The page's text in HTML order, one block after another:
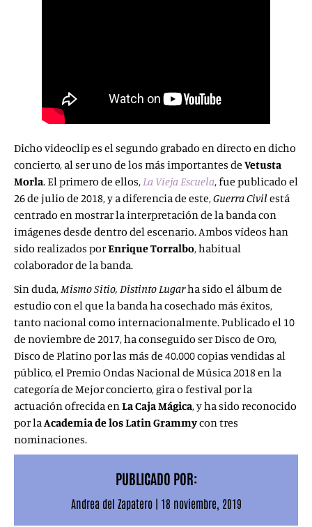
Dicho videoclip es el segundo grabado en directo en dicho
concierto, al ser uno de los más importantes deVetusta
Morla. El primero de ellos,La Vieja Escuela, fue publicado el
26 de julio de 2018, y a diferencia de este,Guerra Civil está
centrado en mostrar la interpretación de la banda con
imágenes desde dentro del escenario. Ambos vídeos han
sido realizados porEnrique Torralbo, habitual
colaborador de la banda.
Sin duda,Mismo Sitio, Distinto Lugarha sido el álbum de
estudio con el que la banda ha cosechado más éxitos,
tanto nacional como internacionalmente. Publicado el 10
de noviembre de 2017, ha conseguido ser Disco de Oro,
Disco de Platino por las más de 40.000 copias vendidas al
público, el Premio Ondas Nacional de Música 2018 en la
categoría de Mejor concierto, gira o festival por la
actuación ofrecida enLa Caja Mágica, y ha sido reconocido
por laAcademia de los Latin Grammycon tres
nominaciones.
PUBLICADO POR:
Andrea del Zapatero | 18 noviembre, 2019